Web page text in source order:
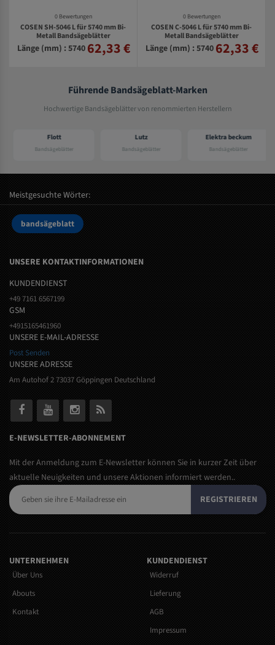
0 Bewertungen
COSEN SH-5046 L für 5740 mm Bi-
Metall Bandsägeblätter
Länge (mm) : 5740 62,33 €
0 Bewertungen
COSEN C-5046 L für 5740 mm Bi-
Metall Bandsägeblätter
Länge (mm) : 5740 62,33 €
Führende Bandsägeblatt-Marken
Hochwertige Bandsägeblätter von renommierten Herstellern
Flott
Bandsägeblätter
Lutz
Bandsägeblätter
Elektra beckum
Bandsägeblätter
Meistgesuchte Wörter:
bandsägeblatt
UNSERE KONTAKTINFORMATIONEN
KUNDENDIENST
+49 7161 6567199
GSM
+4915165461960
UNSERE E-MAIL-ADRESSE
Post Senden
UNSERE ADRESSE
Am Autohof 2 73037 Göppingen Deutschland
E-NEWSLETTER-ABONNEMENT
Mit der Anmeldung zum E-Newsletter können Sie in kurzer Zeit über
aktuelle Neuigkeiten und unsere Aktionen informiert werden..
REGISTRIEREN
UNTERNEHMEN
Über Uns
Abouts
Kontakt
KUNDENDIENST
Widerruf
Lieferung
AGB
Impressum